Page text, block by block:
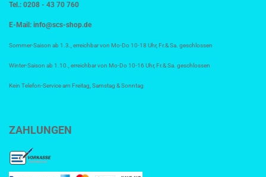
Tel.: 0208 - 43 70 760
E-Mail: info@scs-shop.de
Sommer-Saison ab 1.3., erreichbar von Mo-Do 10-18 Uhr, Fr.& Sa. geschlossen
Winter-Saison ab 1.10., erreichbar von Mo-Do 10-16 Uhr, Fr.& Sa. geschlossen
Kein Telefon-Service am Freitag, Samstag & Sonntag
ZAHLUNGEN